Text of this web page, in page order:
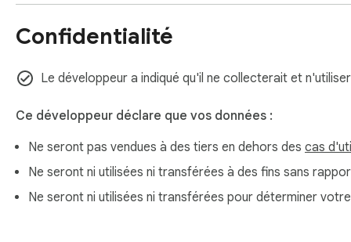
Confidentialité
Le développeur a indiqué qu'il ne collecterait et
Ce développeur déclare que vos données :
Ne seront pas vendues à des tiers en dehors des cas
Ne seront ni utilisées ni transférées à des fins sans
Ne seront ni utilisées ni transférées pour déterminer